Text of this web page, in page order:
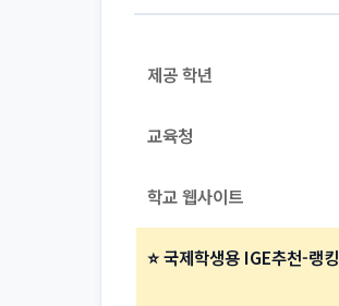
제공 학년
교육청
학교 웹사이트
⭐ 국제학생용 IGE추천-랭킹